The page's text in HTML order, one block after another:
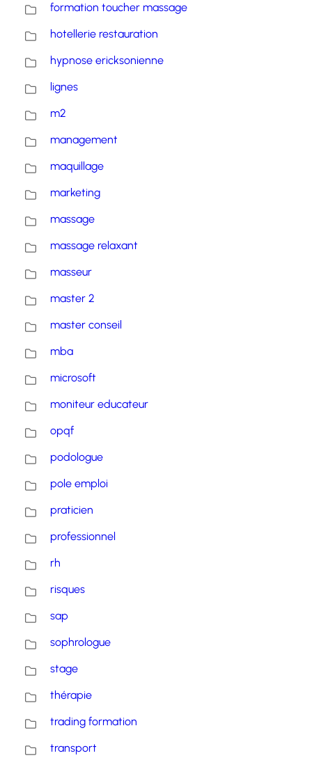
formation toucher massage
hotellerie restauration
hypnose ericksonienne
lignes
m2
management
maquillage
marketing
massage
massage relaxant
masseur
master 2
master conseil
mba
microsoft
moniteur educateur
opqf
podologue
pole emploi
praticien
professionnel
rh
risques
sap
sophrologue
stage
thérapie
trading formation
transport